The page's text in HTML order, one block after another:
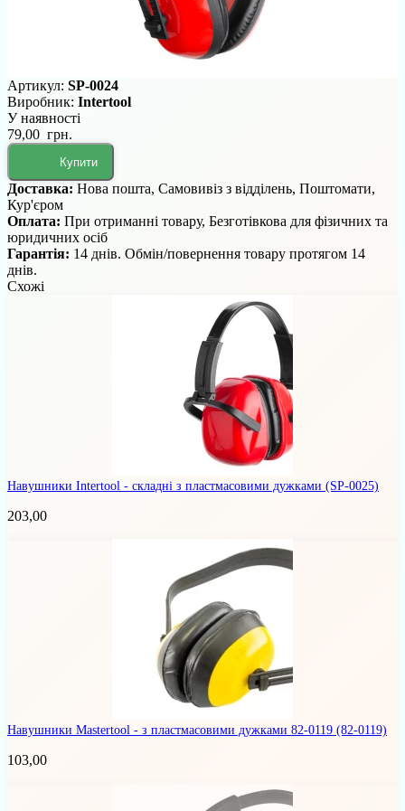
Артикул: SP-0024
Виробник: Intertool
У наявності
79,00 грн.
Купити
Доставка: Нова пошта, Самовивіз з відділень, Поштомати,
Кур'єром
Оплата: При отриманні товару, Безготівкова для фізичних та
юридичних осіб
Гарантія: 14 днів. Обмін/повернення товару протягом 14
днів.
Схожі
Навушники Intertool - складні з пластмасовими дужками (SP-0025)
203,00
Навушники Mastertool - з пластмасовими дужками 82-0119 (82-0119)
103,00